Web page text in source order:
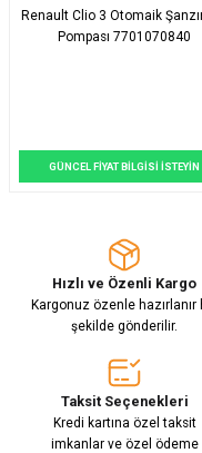
Renault Clio 3 Otomaik
Pompası 7701070840
GÜNCEL FİYAT BİLGİSİ İSTEYİN
Hızlı ve Özenli Kargo
Kargonuz özenle hazırlanır
şekilde gönderilir.
Taksit Seçenekleri
Kredi kartına özel taksit
imkanlar ve özel ödeme